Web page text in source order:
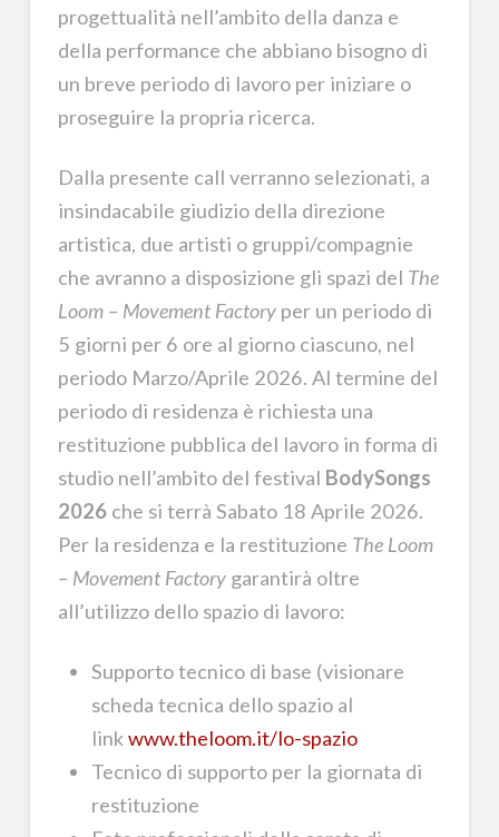
progettualità nell’ambito della danza e
della performance che abbiano bisogno di
un breve periodo di lavoro per iniziare o
proseguire la propria ricerca.
Dalla presente call verranno selezionati, a
insindacabile giudizio della direzione
artistica, due artisti o gruppi/compagnie
che avranno a disposizione gli spazi del The
Loom – Movement Factoryper un periodo di
5 giorni per 6 ore al giorno ciascuno, nel
periodo Marzo/Aprile 2026. Al termine del
periodo di residenza è richiesta una
restituzione pubblica del lavoro in forma di
studio nell’ambito del festival BodySongs
2026che si terrà Sabato 18 Aprile 2026.
Per la residenza e la restituzione The Loom
– Movement Factorygarantirà oltre
all’utilizzo dello spazio di lavoro:
Supporto tecnico di base (visionare
scheda tecnica dello spazio al
linkwww.theloom.it/lo-spazio
Tecnico di supporto per la giornata di
restituzione